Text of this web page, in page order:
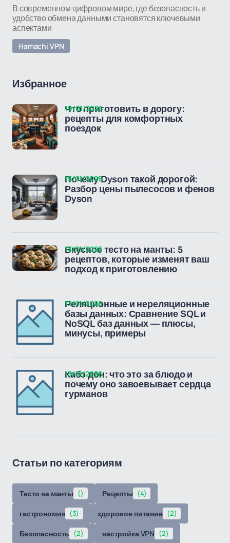
В современном цифровом мире, где безопасность и
удобство обмена данными становятся ключевыми
аспектами
Hamachi VPN
Избранное
Что приготовить в дорогу:
рецепты для комфортных
поездок
19/01/2026
Почему Dyson такой дорогой:
Разбор цены пылесосов и фенов
Dyson
15/01/2026
Вкусное тесто на манты: 5
рецептов, которые изменят ваш
подход к приготовлению
13/01/2026
Реляционные и нереляционные
базы данных: Сравнение SQL и
NoSQL баз данных — плюсы,
минусы, примеры
13/01/2026
Кабэ дон: что это за блюдо и
почему оно завоевывает сердца
гурманов
13/01/2026
Статьи по категориям
Тесто на манты () Рецепты (4)
гастрономия (3) здоровое питание (2)
Безопасность (2) настройка VPN (2)